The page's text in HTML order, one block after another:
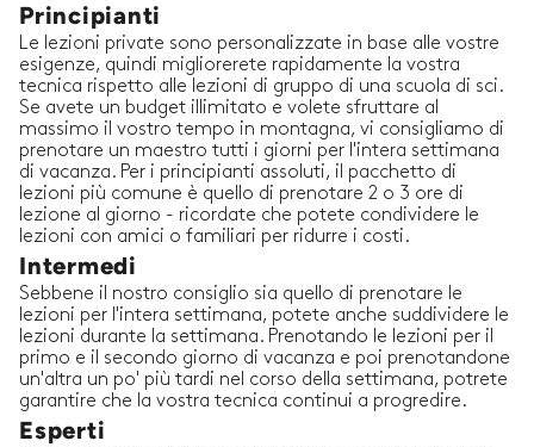
Principianti
Le lezioni private sono personalizzate in base alle vostre
esigenze, quindi migliorerete rapidamente la vostra
tecnica rispetto alle lezioni di gruppo di una scuola di sci.
Se avete un budget illimitato e volete sfruttare al
massimo il vostro tempo in montagna, vi consigliamo di
prenotare un maestro tutti i giorni per l'intera settimana
di vacanza. Per i principianti assoluti, il pacchetto di
lezioni più comune è quello di prenotare 2 o 3 ore di
lezione al giorno - ricordate che potete condividere le
lezioni con amici o familiari per ridurre i costi.
Intermedi
Sebbene il nostro consiglio sia quello di prenotare le
lezioni per l'intera settimana, potete anche suddividere le
lezioni durante la settimana. Prenotando le lezioni per il
primo e il secondo giorno di vacanza e poi prenotandone
un'altra un po' più tardi nel corso della settimana, potrete
garantire che la vostra tecnica continui a progredire.
Esperti